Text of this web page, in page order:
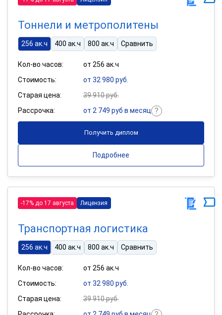
Тоннели и метрополитены
256 ак.ч 400 ак.ч 800 ак.ч Сравнить
Кол-во часов:
от 256 ак.ч
Стоимость:
от 32 980 руб.
Старая цена:
39 910 руб.
Рассрочка:
от 2 749 руб в месяц
Получить диплом
Подробнее
-17% до 17 августа Лицензия
Транспортная логистика
256 ак.ч 400 ак.ч 800 ак.ч Сравнить
Кол-во часов:
от 256 ак.ч
Стоимость:
от 32 980 руб.
Старая цена:
39 910 руб.